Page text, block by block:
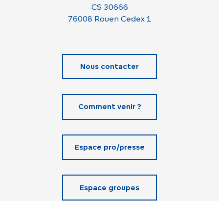
CS 30666
76008 Rouen Cedex 1
Nous contacter
Comment venir ?
Espace pro/presse
Espace groupes